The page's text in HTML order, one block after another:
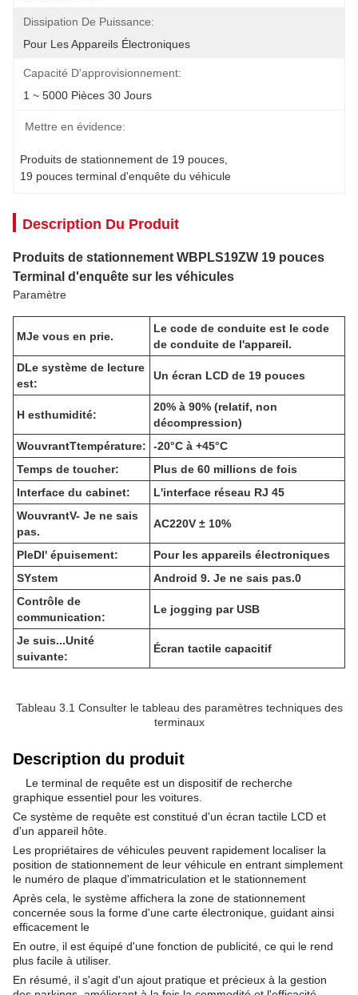
Dissipation De Puissance:
Pour Les Appareils Électroniques
Capacité D'approvisionnement:
1 ~ 5000 Pièces 30 Jours
Mettre en évidence:
Produits de stationnement de 19 pouces
19 pouces terminal d'enquête du véhicule
Description Du Produit
Produits de stationnement WBPLS19ZW 19 pouces
Terminal d'enquête sur les véhicules
Paramètre
MJe vous en prie.
Le code de conduite est le code
de conduite de l'appareil.
DLe système de lecture
est:
Un écran LCD de 19 pouces
H esthumidité:
20% à 90% (relatif, non
décompression)
WouvrantTtempérature:
-20°C à +45°C
Temps de toucher:
Plus de 60 millions de fois
Interface du cabinet:
L'interface réseau RJ 45
WouvrantV- Je ne sais
pas.
AC220V ± 10%
PleDl' épuisement:
Pour les appareils électroniques
SYstem
Android 9. Je ne sais pas.0
Contrôle de
communication:
Le jogging par USB
Je suis...Unité
suivante:
Écran tactile capacitif
Tableau 3.1 Consulter le tableau des paramètres techniques des
terminaux
Description du produit
Le terminal de requête est un dispositif de recherche
graphique essentiel pour les voitures.
Ce système de requête est constitué d'un écran tactile LCD et
d'un appareil hôte.
Les propriétaires de véhicules peuvent rapidement localiser la
position de stationnement de leur véhicule en entrant simplement
le numéro de plaque d'immatriculation et le stationnement
Après cela, le système affichera la zone de stationnement
concernée sous la forme d'une carte électronique, guidant ainsi
efficacement le
En outre, il est équipé d'une fonction de publicité, ce qui le rend
plus facile à utiliser.
En résumé, il s'agit d'un ajout pratique et précieux à la gestion